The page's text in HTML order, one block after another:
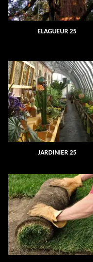
ELAGUEUR 25
JARDINIER 25